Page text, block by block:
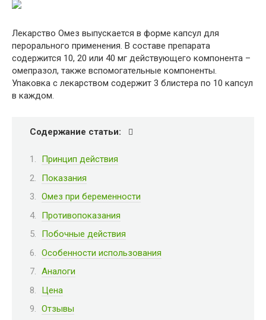
Лекарство Омез выпускается в форме капсул для
перорального применения. В составе препарата
содержится 10, 20 или 40 мг действующего компонента –
омепразол, также вспомогательные компоненты.
Упаковка с лекарством содержит 3 блистера по 10 капсул
в каждом.
Содержание статьи:
Принцип действия
Показания
Омез при беременности
Противопоказания
Побочные действия
Особенности использования
Аналоги
Цена
Отзывы